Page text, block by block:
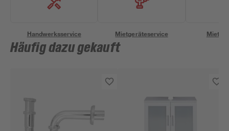
Handwerksservice Mietgeräteservice
Häufig dazu gekauft